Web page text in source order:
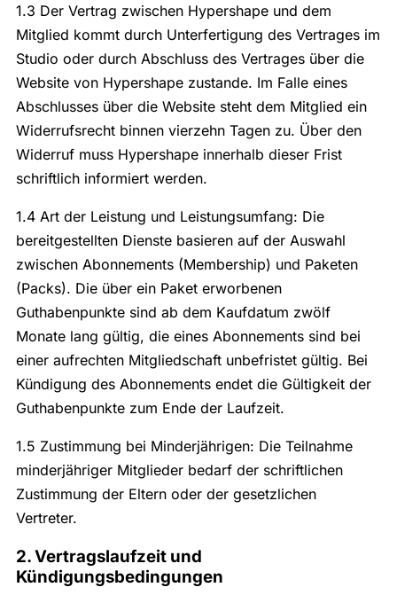
1.3 Der Vertrag zwischen Hypershape und dem
Mitglied kommt durch Unterfertigung des Vertrages im
Studio oder durch Abschluss des Vertrages über die
Website von Hypershape zustande. Im Falle eines
Abschlusses über die Website steht dem Mitglied ein
Widerrufsrecht binnen vierzehn Tagen zu. Über den
Widerruf muss Hypershape innerhalb dieser Frist
schriftlich informiert werden.
1.4 Art der Leistung und Leistungsumfang: Die
bereitgestellten Dienste basieren auf der Auswahl
zwischen Abonnements (Membership) und Paketen
(Packs). Die über ein Paket erworbenen
Guthabenpunkte sind ab dem Kaufdatum zwölf
Monate lang gültig, die eines Abonnements sind bei
einer aufrechten Mitgliedschaft unbefristet gültig. Bei
Kündigung des Abonnements endet die Gültigkeit der
Guthabenpunkte zum Ende der Laufzeit.
1.5 Zustimmung bei Minderjährigen: Die Teilnahme
minderjähriger Mitglieder bedarf der schriftlichen
Zustimmung der Eltern oder der gesetzlichen
Vertreter.
2. Vertragslaufzeit und
Kündigungsbedingungen